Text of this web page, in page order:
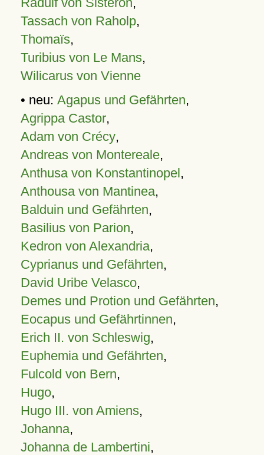
Tassach von Raholp,
Thomaïs,
Turibius von Le Mans,
Wilicarus von Vienne
• neu: Agapus und Gefährten,
Agrippa Castor,
Adam von Crécy,
Andreas von Montereale,
Anthusa von Konstantinopel,
Anthousa von Mantinea,
Balduin und Gefährten,
Basilius von Parion,
Kedron von Alexandria,
Cyprianus und Gefährten,
David Uribe Velasco,
Demes und Protion und Gefährten,
Eocapus und Gefährtinnen,
Erich II. von Schleswig,
Euphemia und Gefährten,
Fulcold von Bern,
Hugo,
Hugo III. von Amiens,
Johanna,
Johanna de Lambertini,